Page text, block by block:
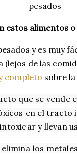
pesados
estos alimentos
y es muy
(lejos de las
completo sobre
que se vende
en el tracto
y llevan
los